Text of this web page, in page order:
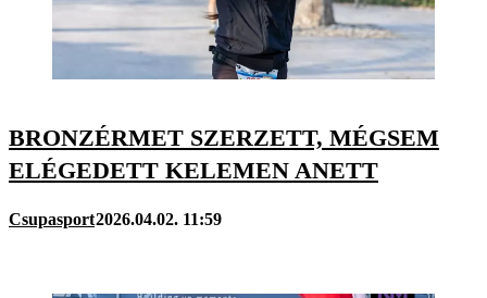
BRONZÉRMET SZERZETT, MÉGSEM
ELÉGEDETT KELEMEN ANETT
Csupasport2026.04.02. 11:59